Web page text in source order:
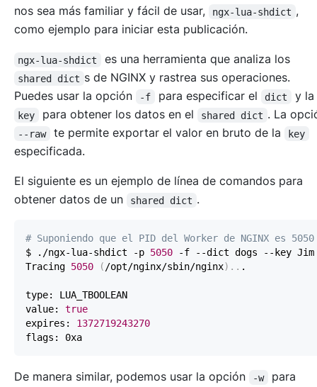
nos sea más familiar y fácil de usar,
ngx-lua-shdict ,
como ejemplo para iniciar esta publicación.
ngx-lua-shdict es una herramienta que analiza los
shared dict s de NGINX y rastrea sus operaciones.
Puedes usar la opción
-f para especificar el dict y la
key para obtener los datos en el shared dict . La
--raw te permite exportar el valor en bruto de la key
especificada.
El siguiente es un ejemplo de línea de comandos para
obtener datos de un
shared dict .
# Suponiendo que el PID del Worker de NGINX es 5050
$ ./ngx-lua-shdict -p 5050
Tracing 5050 (/opt/nginx/sbin/nginx) ..
value: true
expires: 1372719243270
De manera similar, podemos usar la opción -w
para